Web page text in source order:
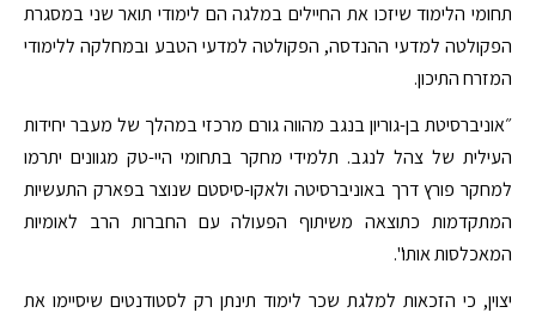
תחומי הלימוד שיזכו את החיילים במלגה הם לימודי תואר שני במסגרת
הפקולטה למדעי ההנדסה, הפקולטה למדעי הטבע ובמחלקה ללימודי
המזרח התיכון.
״אוניברסיטת בן-גוריון בנגב מהווה גורם מרכזי במהלך של מעבר יחידות
העילית של צהל לנגב. תלמידי מחקר בתחומי היי-טק מגוונים יתרמו
למחקר פורץ דרך באוניברסיטה ולאקו-סיסטם שנוצר בפארק התעשיות
המתקדמות כתוצאה משיתוף הפעולה עם החברות הרב לאומיות
המאכלסות אותו".
יצוין, כי הזכאות למלגת שכר לימוד תינתן רק לסטודנטים שיסיימו את